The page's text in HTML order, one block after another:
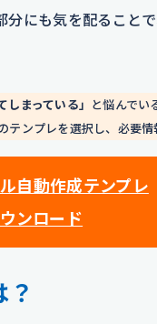
にも気を配ること
まっている」 と悩んでい
テンプレを選択し、必要
自動作成テンプレ
ンロード
？